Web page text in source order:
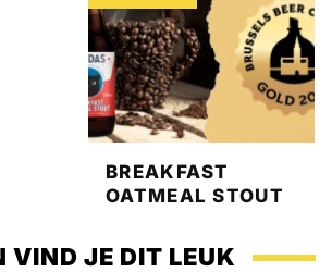
BREAKFAST
OATMEAL STOUT
VIND JE DIT LEUK